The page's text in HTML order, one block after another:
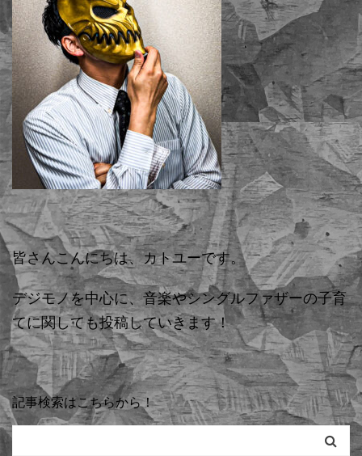
皆さんこんにちは、カトユーです。
デジモノを中心に、音楽やシングルファザーの子育
てに関しても投稿していきます！
記事検索はこちらから！